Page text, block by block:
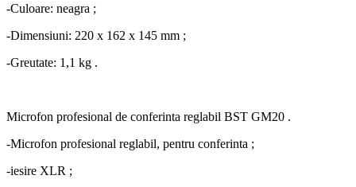
-Culoare: neagra ;
-Dimensiuni: 220 x 162 x 145 mm ;
-Greutate: 1,1 kg .
Microfon profesional de conferinta reglabil BST GM20 .
-Microfon profesional reglabil, pentru conferinta ;
-iesire XLR ;